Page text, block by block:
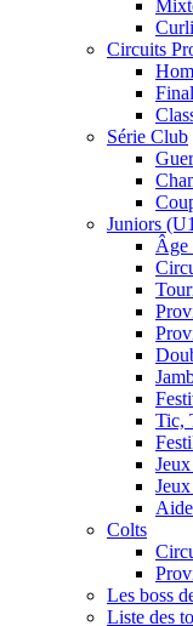
Circuits
Série Club
Juniors
Âge
Tic,
Colts
Les boss
Liste des